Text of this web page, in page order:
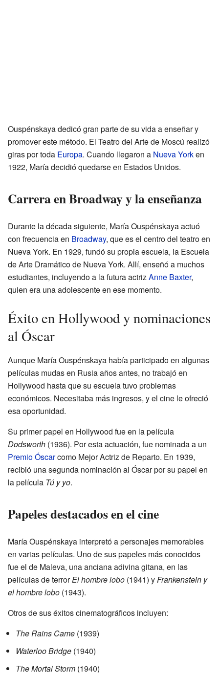
Ouspénskaya dedicó gran parte de su vida a enseñar y
promover este método. El Teatro del Arte de Moscú realizó
giras por toda Europa. Cuando llegaron a Nueva Yorken
1922, María decidió quedarse en Estados Unidos.
Carrera en Broadway y la enseñanza
Durante la década siguiente, María Ouspénskaya actuó
con frecuencia en Broadway, que es el centro del teatro en
Nueva York. En 1929, fundó su propia escuela, la Escuela
de Arte Dramático de Nueva York. Allí, enseñó a muchos
estudiantes, incluyendo a la futura actrizAnne Baxter,
quien era una adolescente en ese momento.
Éxito en Hollywood y nominaciones
al Óscar
Aunque María Ouspénskaya había participado en algunas
películas mudas en Rusia años antes, no trabajó en
Hollywood hasta que su escuela tuvo problemas
económicos. Necesitaba más ingresos, y el cine le ofreció
esa oportunidad.
Su primer papel en Hollywood fue en la película
Dodsworth (1936). Por esta actuación, fue nominada a un
Premio Óscarcomo Mejor Actriz de Reparto. En 1939,
recibió una segunda nominación al Óscar por su papel en
la película Tú y yo.
Papeles destacados en el cine
María Ouspénskaya interpretó a personajes memorables
en varias películas. Uno de sus papeles más conocidos
fue el de Maleva, una anciana adivina gitana, en las
películas de terrorEl hombre lobo (1941) yFrankenstein y
el hombre lobo (1943).
Otros de sus éxitos cinematográficos incluyen:
The Rains Came (1939)
Waterloo Bridge (1940)
The Mortal Storm (1940)